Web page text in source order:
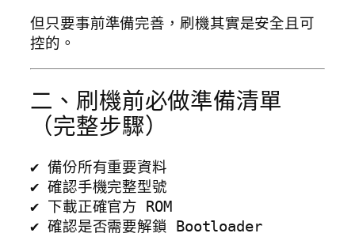
但只要事前準備完善，刷機其實是安全且可
控的。
二、刷機前必做準備清單
（完整步驟）
✔ 備份所有重要資料
✔ 確認手機完整型號
✔ 下載正確官方 ROM
✔ 確認是否需要解鎖 Bootloader